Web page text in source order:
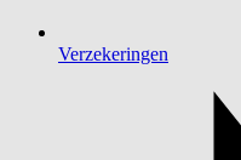
Verzekeringen